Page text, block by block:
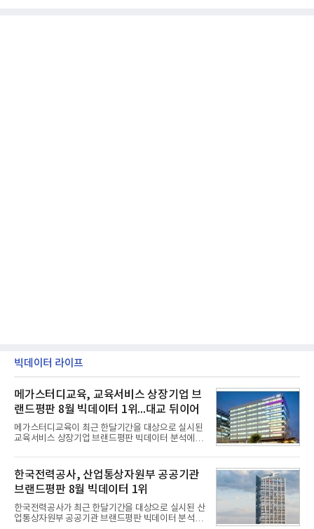
빅데이터 라이프
메가스터디교육, 교육서비스 상장기업 브
랜드평판 8월 빅데이터 1위...대교 뒤이어
메가스터디교육이 최근 한달기간을 대상으로 실시된
교육서비스 상장기업 브랜드평판 빅데이터 분석에서
일 한국기업평판연구소(소장 구창환)는 국내 교육서
비스 상장기업 브랜드를 대상으로 지난 7월 7일부터
8월 7일까지 수집된 소비자 빅데이터 10,074,233건
을 분석한 결과, 메가스터디교육이 브랜드평판지수
1,710,926을 기록하며 8월 1위에 올랐다고 밝혔다.
분석에 활용된 빅데이터는 지난 7월(9,491,206건) 대
비 6.14% 증가한 수치로, 교육서비스 상장기업 브랜
한국전력공사, 산업통상자원부 공공기관
브랜드평판 8월 빅데이터 1위
한국전력공사가 최근 한달기간을 대상으로 실시된 산
업통상자원부 공공기관 브랜드평판 빅데이터 분석에